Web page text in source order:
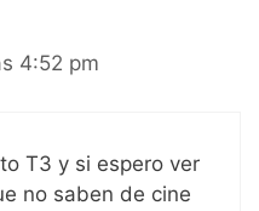
4:52 pm
T3 y si espero ver
no saben de cine